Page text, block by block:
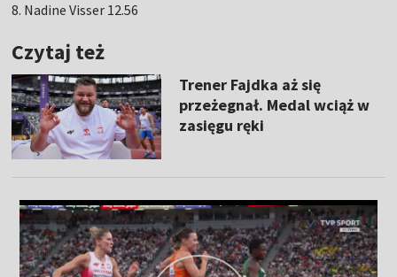
8. Nadine Visser 12.56
Czytaj też
Trener Fajdka aż się
przeżegnał. Medal wciąż w
zasięgu ręki